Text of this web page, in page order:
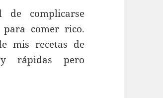
de complicarse
comer rico.
mis recetas de
rápidas pero